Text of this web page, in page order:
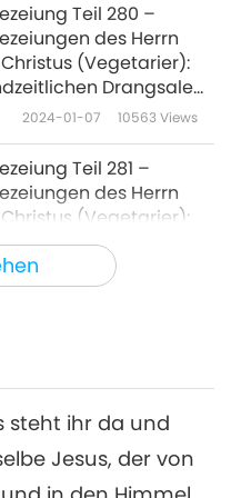
Teil 280 –
des Herrn
(Vegetarier):
Drangsale
Wiederkunft (des
2024-01-07 10563Views
Teil 281 –
des Herrn
Christus (Vegetarier):
Drangsale
Wiederkunft (des
2024-01-14
Drangsale
Wiederkunft (des
2024-01-21 8509Views
Teil 283 –
steht ihr da und
Jesus, der von